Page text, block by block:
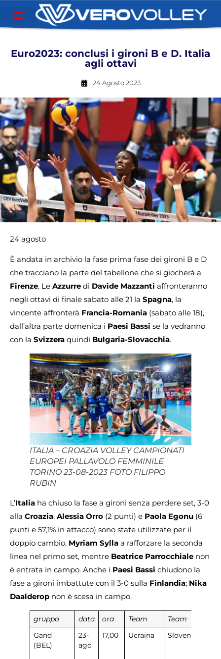
Euro2023: conclusi i gironi B e D. Italia
agli ottavi
24 Agosto 2023
24 agosto
È andata in archivio la fase prima fase dei gironi B e D
che tracciano la parte del tabellone che si giocherà a
Firenze. Le Azzurre di Davide Mazzanti affronteranno
negli ottavi di finale sabato alle 21 la Spagna, la
vincente affronterà Francia-Romania (sabato alle 18),
dall’altra parte domenica i Paesi Bassi se la vedranno
con la Svizzera quindi Bulgaria-Slovacchia.
ITALIA – CROAZIA VOLLEY CAMPIONATI
EUROPEI PALLAVOLO FEMMINILE
TORINO 23-08-2023 FOTO FILIPPO
RUBIN
L’Italia ha chiuso la fase a gironi senza perdere set, 3-0
alla Croazia, Alessia Orro (2 punti) e Paola Egonu (6
punti e 57,1% in attacco) sono state utilizzate per il
doppio cambio, Myriam Sylla a rafforzare la seconda
linea nel primo set, mentre Beatrice Parrocchiale non
è entrata in campo. Anche i Paesi Bassi chiudono la
fase a gironi imbattute con il 3-0 sulla Finlandia; Nika
Daalderop non è scesa in campo.
gruppo data ora Team Team
Gand
(BEL)
23-
ago
17,00 Ucraina Slovenia